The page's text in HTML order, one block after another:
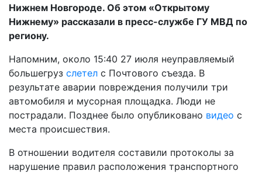
Нижнем Новгороде. Об этом «Открытому
Нижнему» рассказали в пресс-службе ГУ МВД по
региону.
Напомним, около 15:40 27 июля неуправляемый
большегруз слетел с Почтового съезда. В
результате аварии повреждения получили три
автомобиля и мусорная площадка. Люди не
пострадали. Позднее было опубликовано видео с
места происшествия.
В отношении водителя составили протоколы за
нарушение правил расположения транспортного